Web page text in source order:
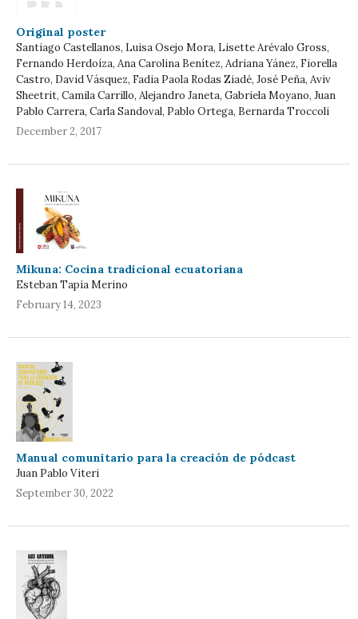
Original poster
Santiago Castellanos, Luisa Osejo Mora, Lisette Arévalo Gross,
Fernando Herdoíza, Ana Carolina Benítez, Adriana Yánez, Fiorella
Castro, David Vásquez, Fadia Paola Rodas Ziadé, José Peña, Aviv
Sheetrit, Camila Carrillo, Alejandro Janeta, Gabriela Moyano, Juan
Pablo Carrera, Carla Sandoval, Pablo Ortega, Bernarda Troccoli
December 2, 2017
Mikuna: Cocina tradicional ecuatoriana
Esteban Tapia Merino
February 14, 2023
Manual comunitario para la creación de pódcast
Juan Pablo Viteri
September 30, 2022